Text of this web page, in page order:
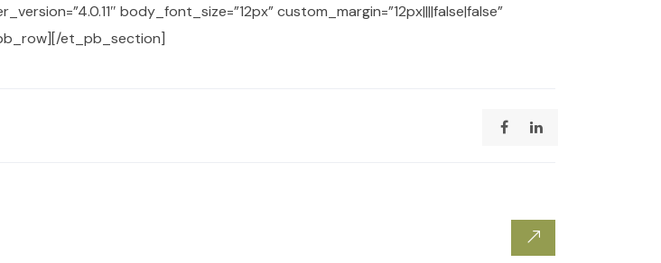
body_font_size=”12px” custom_margin=”12px||||false|false”
et_pb_section]